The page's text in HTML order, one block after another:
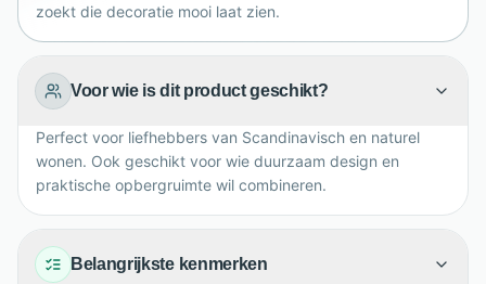
zoekt die decoratie mooi laat zien.
Voor wie is dit product geschikt?
Perfect voor liefhebbers van Scandinavisch en naturel
wonen. Ook geschikt voor wie duurzaam design en
praktische opbergruimte wil combineren.
Belangrijkste kenmerken